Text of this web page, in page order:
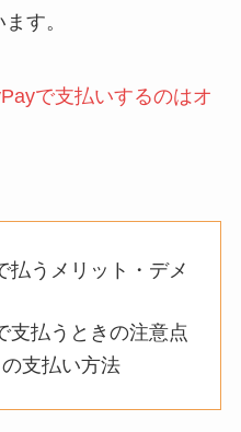
す。
で支払いするのはオ
払うメリット・デメ
支払うときの注意点
支払い方法